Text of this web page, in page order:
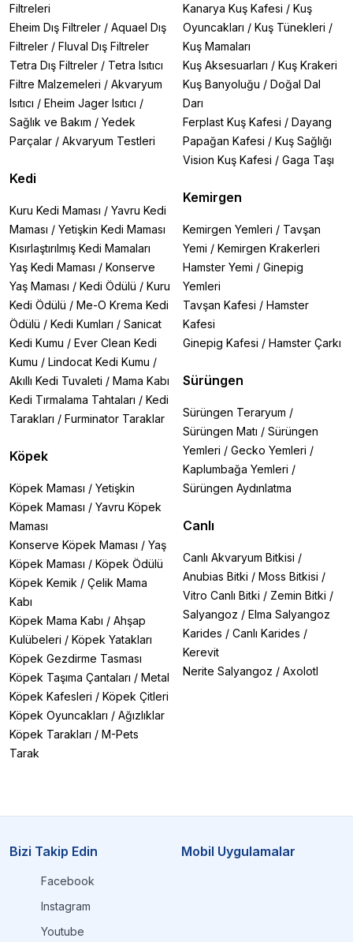
Filtreleri
Eheim Dış Filtreler / Aquael Dış
Filtreler / Fluval Dış Filtreler
Tetra Dış Filtreler / Tetra Isıtıcı
Filtre Malzemeleri / Akvaryum
Isıtıcı / Eheim Jager Isıtıcı /
Sağlık ve Bakım / Yedek
Parçalar / Akvaryum Testleri
Kedi
Kuru Kedi Maması / Yavru Kedi
Maması / Yetişkin Kedi Maması
Kısırlaştırılmış Kedi Mamaları
Yaş Kedi Maması / Konserve
Yaş Maması / Kedi Ödülü / Kuru
Kedi Ödülü / Me-O Krema Kedi
Ödülü / Kedi Kumları / Sanicat
Kedi Kumu / Ever Clean Kedi
Kumu / Lindocat Kedi Kumu /
Akıllı Kedi Tuvaleti / Mama Kabı
Kedi Tırmalama Tahtaları / Kedi
Tarakları / Furminator Taraklar
Köpek
Köpek Maması / Yetişkin
Köpek Maması / Yavru Köpek
Maması
Konserve Köpek Maması / Yaş
Köpek Maması / Köpek Ödülü
Köpek Kemik / Çelik Mama
Kabı
Köpek Mama Kabı / Ahşap
Kulübeleri / Köpek Yatakları
Köpek Gezdirme Tasması
Köpek Taşıma Çantaları / Metal
Köpek Kafesleri / Köpek Çitleri
Köpek Oyuncakları / Ağızlıklar
Köpek Tarakları / M-Pets
Tarak
Kanarya Kuş Kafesi / Kuş
Oyuncakları / Kuş Tünekleri /
Kuş Mamaları
Kuş Aksesuarları / Kuş Krakeri
Kuş Banyoluğu / Doğal Dal
Darı
Ferplast Kuş Kafesi / Dayang
Papağan Kafesi / Kuş Sağlığı
Vision Kuş Kafesi / Gaga Taşı
Kemirgen
Kemirgen Yemleri / Tavşan
Yemi / Kemirgen Krakerleri
Hamster Yemi / Ginepig
Yemleri
Tavşan Kafesi / Hamster
Kafesi
Ginepig Kafesi / Hamster Çarkı
Sürüngen
Sürüngen Teraryum /
Sürüngen Matı / Sürüngen
Yemleri / Gecko Yemleri /
Kaplumbağa Yemleri /
Sürüngen Aydınlatma
Canlı
Canlı Akvaryum Bitkisi /
Anubias Bitki / Moss Bitkisi /
Vitro Canlı Bitki / Zemin Bitki /
Salyangoz / Elma Salyangoz
Karides / Canlı Karides /
Kerevit
Nerite Salyangoz / Axolotl
Bizi Takip Edin
Facebook
Instagram
Youtube
Mobil Uygulamalar